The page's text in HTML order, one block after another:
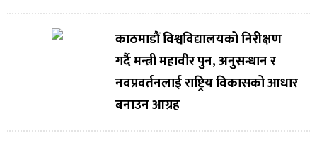
काठमाडौं विश्वविद्यालयको निरीक्षण
गर्दै मन्त्री महावीर पुन, अनुसन्धान र
नवप्रवर्तनलाई राष्ट्रिय विकासको आधार
बनाउन आग्रह